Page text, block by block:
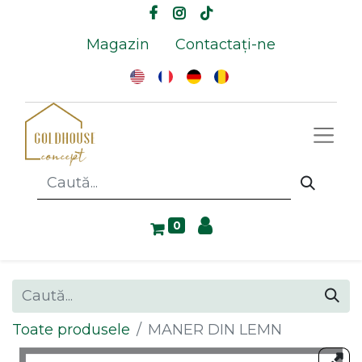
Magazin Contactați-ne
0
Toate produsele MANER DIN LEMN